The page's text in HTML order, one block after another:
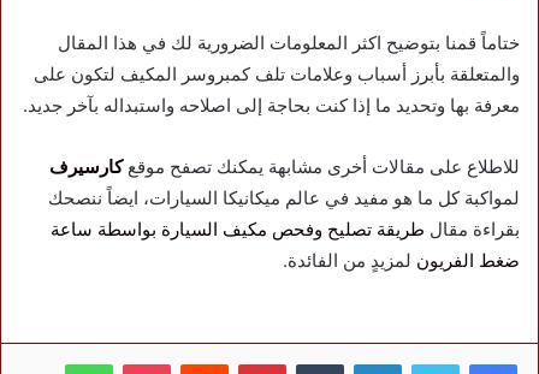
ختاماً قمنا بتوضيح اكثر المعلومات الضرورية لك في هذا المقال
والمتعلقة بأبرز أسباب وعلامات تلف كمبروسر المكيف لتكون على
معرفة بها وتحديد ما إذا كنت بحاجة إلى اصلاحه واستبداله بآخر جديد.
للاطلاع على مقالات أخرى مشابهة يمكنك تصفح موقعكارسيرف
لمواكبة كل ما هو مفيد في عالم ميكانيكا السيارات، ايضاً ننصحك
بقراءة مقال طريقة تصليح وفحص مكيف السيارة بواسطة ساعة
ضغط الفريون لمزيدٍ من الفائدة.
فيسبوك تويتر لينكدإن بينتيريست بوكيت واتساب